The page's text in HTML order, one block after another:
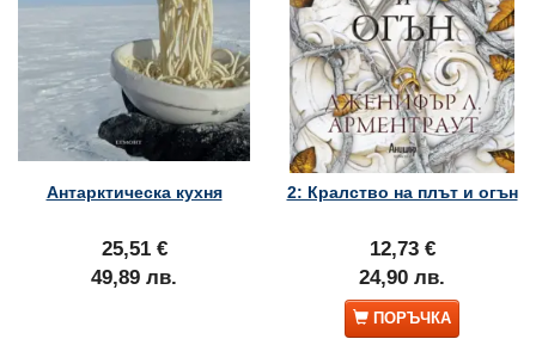
Антарктическа кухня
25,51 €
49,89 лв.
2: Кралство на плът и огън
12,73 €
24,90 лв.
ПОРЪЧКА